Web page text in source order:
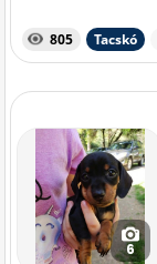
805 Tacskó
6